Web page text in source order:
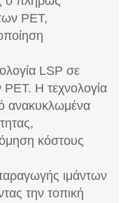
PET,
LSP σε
Η τεχνολογία
ανακυκλωμένα
κόστους
ιμάντων
την τοπική